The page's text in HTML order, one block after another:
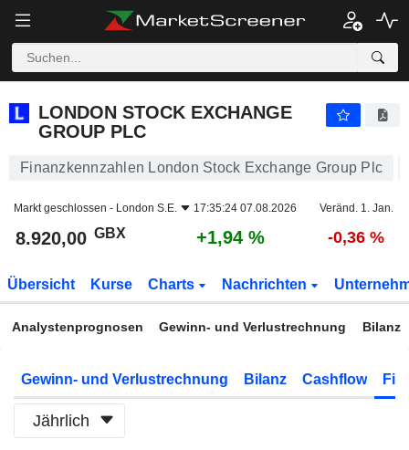
LONDON STOCK EXCHANGE
GROUP PLC
Finanzkennzahlen London Stock Exchange Group Plc
Markt geschlossen - London S.E. 17:35:24 07.08.2026 Veränd. 1. Jan.
8.920,00 GBX +1,94 % -0,36 %
Übersicht Kurse Charts Nachrichten
Analystenprognosen Gewinn- und Verlustrechnung Bilanz
Gewinn- und Verlustrechnung Bilanz Cashflow
Jährlich